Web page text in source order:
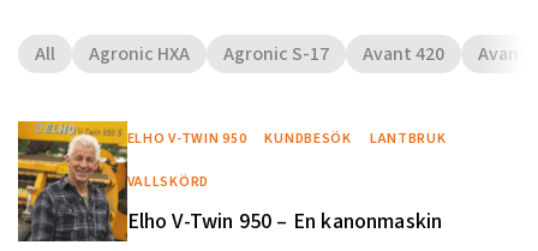
All Agronic HXA Agronic S-17 Avant 420 Avant
ELHO V-TWIN 950 KUNDBESÖK LANTBRUK
VALLSKÖRD
Elho V-Twin 950 – En kanonmaskin